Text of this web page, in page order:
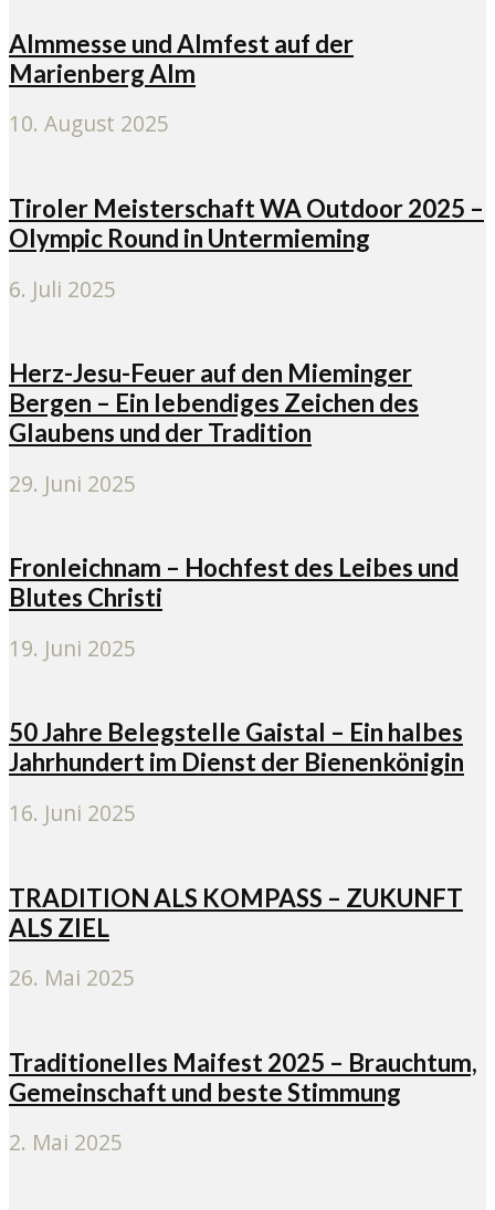
Almmesse und Almfest auf der
Marienberg Alm
10. August 2025
Tiroler Meisterschaft WA Outdoor 2025 –
Olympic Round in Untermieming
6. Juli 2025
Herz-Jesu-Feuer auf den Mieminger
Bergen – Ein lebendiges Zeichen des
Glaubens und der Tradition
29. Juni 2025
Fronleichnam – Hochfest des Leibes und
Blutes Christi
19. Juni 2025
50 Jahre Belegstelle Gaistal – Ein halbes
Jahrhundert im Dienst der Bienenkönigin
16. Juni 2025
TRADITION ALS KOMPASS – ZUKUNFT
ALS ZIEL
26. Mai 2025
Traditionelles Maifest 2025 – Brauchtum,
Gemeinschaft und beste Stimmung
2. Mai 2025